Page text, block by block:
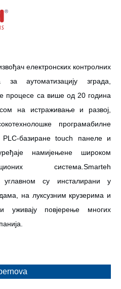
електронских контролних
аутоматизацију зграда,
процесе са више од 20 година
на истраживање и развој,
програмабилне
PLC-базиране touch панеле и
намијењене широком
система.Smarteh
углавном су инсталирани у
на луксузним крузерима и
повјерење многих